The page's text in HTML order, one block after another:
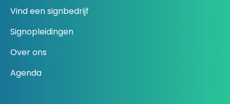
Vind een signbedrijf
Signopleidingen
Over ons
Agenda